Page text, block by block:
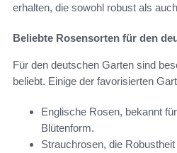
erhalten, die sowohl robust als
Beliebte Rosensorten für den
Für den deutschen Garten sind
beliebt. Einige der favorisierten
Englische Rosen, bekannt
Blütenform.
Strauchrosen, die